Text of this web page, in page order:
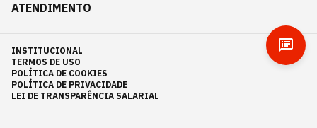
ATENDIMENTO
INSTITUCIONAL
TERMOS DE USO
POLÍTICA DE COOKIES
POLÍTICA DE PRIVACIDADE
LEI DE TRANSPARÊNCIA SALARIAL